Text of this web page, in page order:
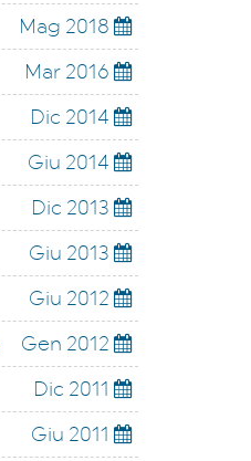
Mag 2018
Mar 2016
Dic 2014
Giu 2014
Dic 2013
Giu 2013
Giu 2012
Gen 2012
Dic 2011
Giu 2011